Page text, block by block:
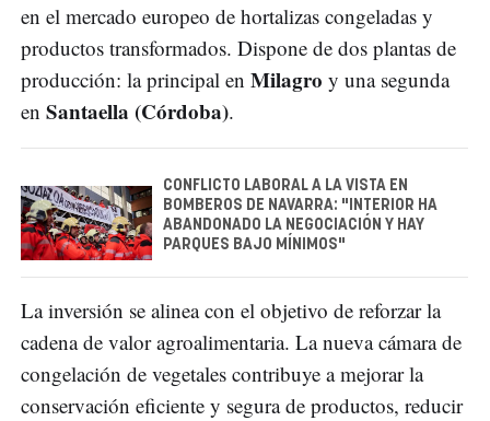
en el mercado europeo de hortalizas congeladas y
productos transformados. Dispone de dos plantas de
producción: la principal en Milagro y una segunda
en Santaella (Córdoba).
CONFLICTO LABORAL A LA VISTA EN
BOMBEROS DE NAVARRA: "INTERIOR HA
ABANDONADO LA NEGOCIACIÓN Y HAY
PARQUES BAJO MÍNIMOS"
La inversión se alinea con el objetivo de reforzar la
cadena de valor agroalimentaria. La nueva cámara de
congelación de vegetales contribuye a mejorar la
conservación eficiente y segura de productos, reducir